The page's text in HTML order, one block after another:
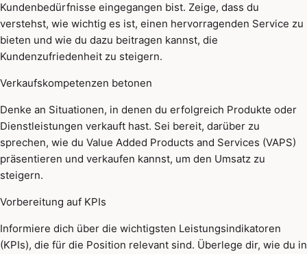
Kundenbedürfnisse eingegangen bist. Zeige, dass du
verstehst, wie wichtig es ist, einen hervorragenden Service zu
bieten und wie du dazu beitragen kannst, die
Kundenzufriedenheit zu steigern.
Verkaufskompetenzen betonen
Denke an Situationen, in denen du erfolgreich Produkte oder
Dienstleistungen verkauft hast. Sei bereit, darüber zu
sprechen, wie du Value Added Products and Services (VAPS)
präsentieren und verkaufen kannst, um den Umsatz zu
steigern.
Vorbereitung auf KPIs
Informiere dich über die wichtigsten Leistungsindikatoren
(KPIs), die für die Position relevant sind. Überlege dir, wie du in